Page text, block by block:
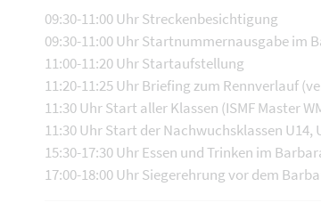
09:30-11:00 Uhr Streckenbesichtigung
09:30-11:00 Uhr Startnummernausgabe im
11:00-11:20 Uhr Startaufstellung
11:20-11:25 Uhr Briefing zum Rennverlauf
11:30 Uhr Start aller Klassen (ISMF Master
11:30 Uhr Start der Nachwuchsklassen U14,
15:30-17:30 Uhr Essen und Trinken im
17:00-18:00 Uhr Siegerehrung vor dem